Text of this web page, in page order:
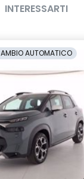
INTERESSARTI
AUTOMATICO